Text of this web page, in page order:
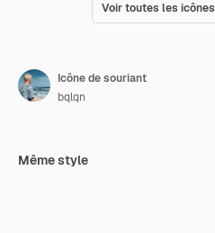
Voir toutes les icônes
Icône de souriant
bqlqn
Même style